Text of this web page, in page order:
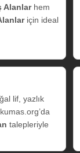
Alanlarhem
için ideal
lif, yazlık
talepleriyle